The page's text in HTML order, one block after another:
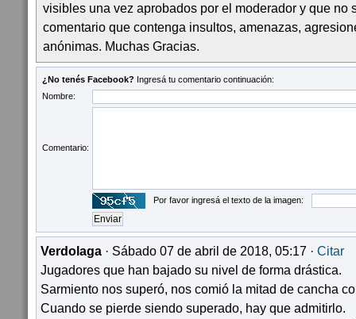
visibles una vez aprobados por el moderador y que no
comentario que contenga insultos, amenazas,
anónimas. Muchas Gracias.
¿No tenés Facebook? Ingresá tu comentario continuación:
Nombre:
Comentario:
Por favor ingresá el texto de la imagen:
Verdolaga · Sábado 07 de abril de 2018, 05:17 · Citar
Jugadores que han bajado su nivel de forma drástica.
Sarmiento nos superó, nos comió la mitad de cancha
Cuando se pierde siendo superado, hay que admitirlo.